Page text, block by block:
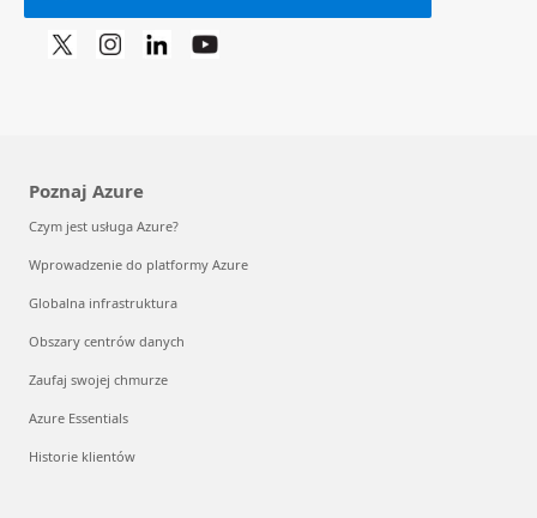
Poznaj Azure
Czym jest usługa Azure?
Wprowadzenie do platformy Azure
Globalna infrastruktura
Obszary centrów danych
Zaufaj swojej chmurze
Azure Essentials
Historie klientów